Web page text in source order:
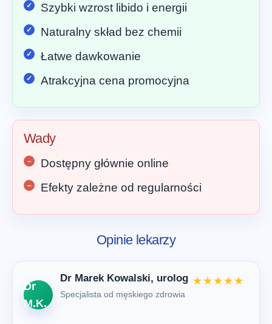
Szybki wzrost libido i energii
Naturalny skład bez chemii
Łatwe dawkowanie
Atrakcyjna cena promocyjna
Wady
Dostępny głównie online
Efekty zależne od regularności
Opinie lekarzy
Dr
M.K.
Dr Marek Kowalski, urolog
Specjalista od męskiego zdrowia
★★★★★